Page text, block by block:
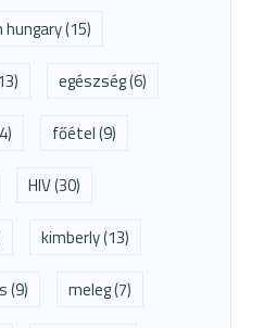
hungary(15)
egészség(6)
főétel(9)
HIV(30)
kimberly(13)
(9) meleg(7)